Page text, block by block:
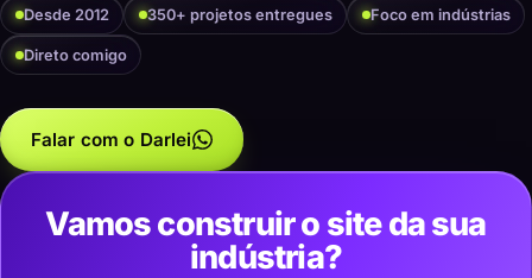
Desde 2012 350+ projetos entregues Foco em indústrias
Direto comigo
Falar com o Darlei
Vamos construir o site da sua
indústria?